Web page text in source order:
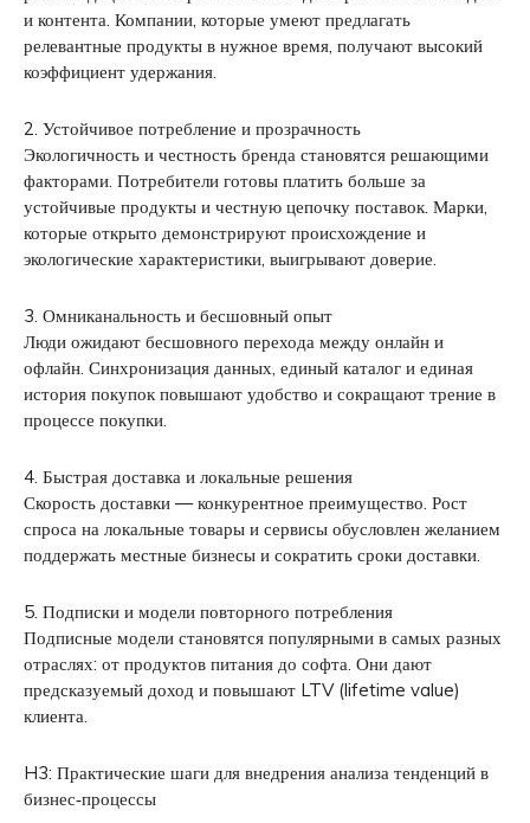
и контента. Компании, которые умеют предлагать
релевантные продукты в нужное время, получают высокий
коэффициент удержания.
2. Устойчивое потребление и прозрачность
Экологичность и честность бренда становятся решающими
факторами. Потребители готовы платить больше за
устойчивые продукты и честную цепочку поставок. Марки,
которые открыто демонстрируют происхождение и
экологические характеристики, выигрывают доверие.
3. Омниканальность и бесшовный опыт
Люди ожидают бесшовного перехода между онлайн и
офлайн. Синхронизация данных, единый каталог и единая
история покупок повышают удобство и сокращают трение в
процессе покупки.
4. Быстрая доставка и локальные решения
Скорость доставки — конкурентное преимущество. Рост
спроса на локальные товары и сервисы обусловлен желанием
поддержать местные бизнесы и сократить сроки доставки.
5. Подписки и модели повторного потребления
Подписные модели становятся популярными в самых разных
отраслях: от продуктов питания до софта. Они дают
предсказуемый доход и повышают LTV (lifetime value)
клиента.
H3: Практические шаги для внедрения анализа тенденций в
бизнес‑процессы